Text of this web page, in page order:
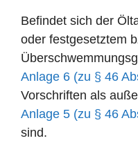
Befindet sich der
oder festgesetztem
Anlage 6 (zu § 46
Vorschriften als
Anlage 5 (zu § 46
sind.